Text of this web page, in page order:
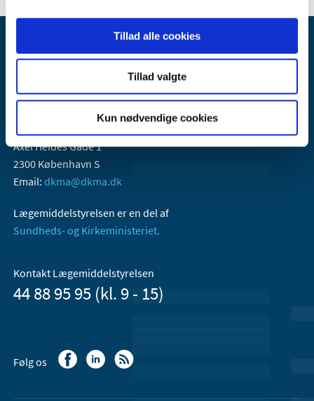
Tillad alle cookies
Tillad valgte
Kun nødvendige cookies
Axel Heides Gade 1
2300 København S
Email: dkma@dkma.dk
Lægemiddelstyrelsen er en del af
Sundheds- og Kirkeministeriet.
Kontakt Lægemiddelstyrelsen
44 88 95 95 (kl. 9 - 15)
Følg os